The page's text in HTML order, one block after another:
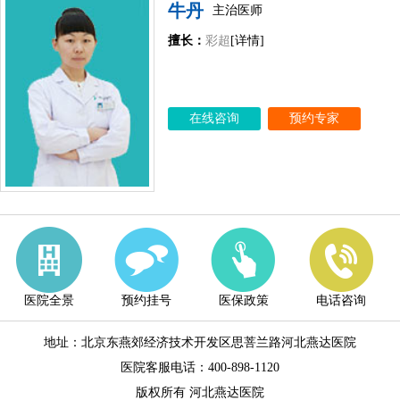
牛丹 主治医师
擅长： 彩超 [详情]
在线咨询 预约专家
医院全景 预约挂号 医保政策 电话咨询
地址：北京东燕郊经济技术开发区思菩兰路河北燕达医院
医院客服电话：400-898-1120
版权所有 河北燕达医院